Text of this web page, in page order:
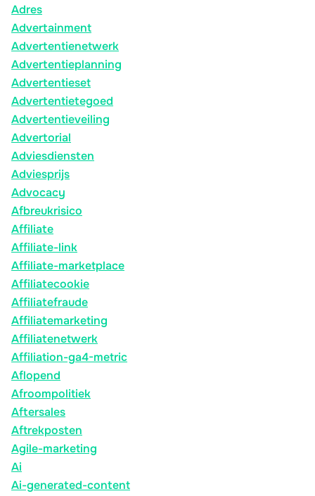
Adres
Advertainment
Advertentienetwerk
Advertentieplanning
Advertentieset
Advertentietegoed
Advertentieveiling
Advertorial
Adviesdiensten
Adviesprijs
Advocacy
Afbreukrisico
Affiliate
Affiliate-link
Affiliate-marketplace
Affiliatecookie
Affiliatefraude
Affiliatemarketing
Affiliatenetwerk
Affiliation-ga4-metric
Aflopend
Afroompolitiek
Aftersales
Aftrekposten
Agile-marketing
Ai
Ai-generated-content